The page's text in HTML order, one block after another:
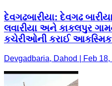
દેવગઢબારીયા: દેવગઢ બારીયા
લવારીયા અને કાકલપુર
કચેરીઓની કરાઈ
Devgadbaria, Dahod | Feb 18,